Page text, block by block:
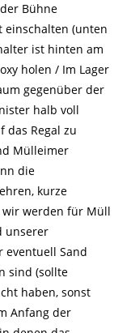
Bühne
einschalten (unten
ist hinten am
holen / Im Lager
gegenüber der
halb voll
das Regal zu
Mülleimer
die
kurze
wir werden für Müll
unserer
eventuell Sand
sind (sollte
haben, sonst
Anfang der